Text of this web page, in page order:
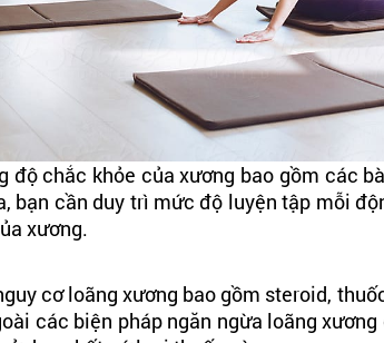
độ chắc khỏe của xương bao gồm các
bạn cần duy trì mức độ luyện tập mỗi
xương.
cơ loãng xương bao gồm steroid,
các biện pháp ngăn ngừa loãng